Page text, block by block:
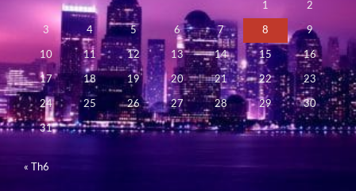
1 2
3 4 5 6 7 8 9
10 11 12 13 14 15 16
17 18 19 20 21 22 23
24 25 26 27 28 29 30
31
« Th6